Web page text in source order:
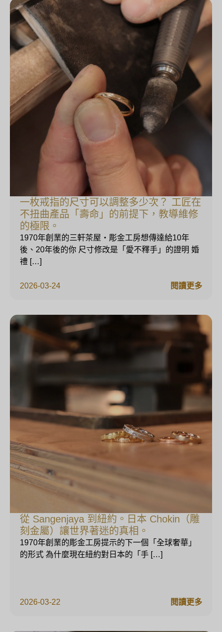
一枚戒指的尺寸可以調整多少次？ 工匠在
不扭曲產品「壽命」的前提下，教導維修
的極限。
2026-03-24
1970年創業的三軒茶屋・彫金工房想傳達給10年
後、20年後的你 尺寸修改是「愛不釋手」的證明 婚
禮 […]
閱讀更多
從 Sangenjaya 到紐約。日本 Chokin（雕
刻金屬）讓世界著迷的真相。
2026-03-22
1970年創業的彫金工房提示的下一個「全球奢華」
的形式 為什麼現在紐約對日本的「手 […]
閱讀更多